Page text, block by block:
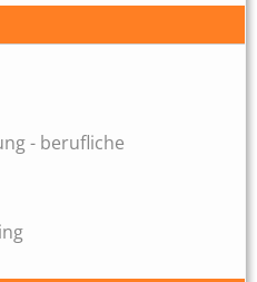
- berufliche